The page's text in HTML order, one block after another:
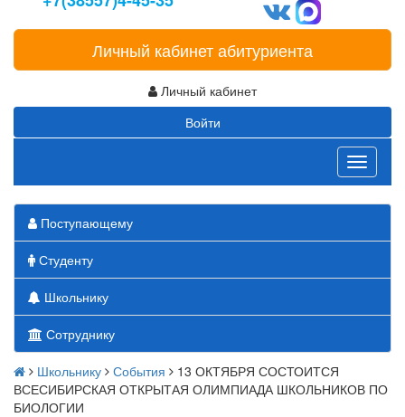
Личный кабинет абитуриента
Личный кабинет
Войти
Toggle
Поступающему
Студенту
Школьнику
Сотруднику
Школьнику События
13 ОКТЯБРЯ СОСТОИТСЯ
ВСЕСИБИРСКАЯ ОТКРЫТАЯ ОЛИМПИАДА ШКОЛЬНИКОВ ПО
БИОЛОГИИ